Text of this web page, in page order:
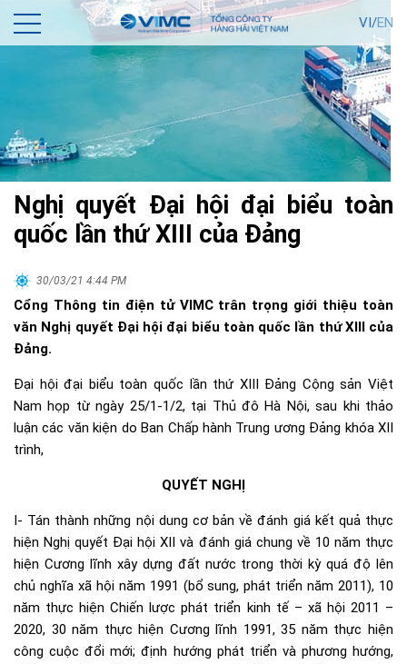
VI/EN
Nghị quyết Đại hội đại biểu toàn
quốc lần thứ XIII của Đảng
30/03/21 4:44 PM
Cổng Thông tin điện tử VIMC trân trọng giới thiệu toàn
văn Nghị quyết Đại hội đại biểu toàn quốc lần thứ XIII của
Đảng.
Đại hội đại biểu toàn quốc lần thứ XIII Đảng Cộng sản Việt
Nam họp từ ngày 25/1-1/2, tại Thủ đô Hà Nội, sau khi thảo
luận các văn kiện do Ban Chấp hành Trung ương Đảng khóa XII
trình,
QUYẾT NGHỊ
I- Tán thành những nội dung cơ bản về đánh giá kết quả thực
hiện Nghị quyết Đại hội XII và đánh giá chung về 10 năm thực
hiện Cương lĩnh xây dựng đất nước trong thời kỳ quá độ lên
chủ nghĩa xã hội năm 1991 (bổ sung, phát triển năm 2011), 10
năm thực hiện Chiến lược phát triển kinh tế – xã hội 2011 –
2020, 30 năm thực hiện Cương lĩnh 1991, 35 năm thực hiện
công cuộc đổi mới; định hướng phát triển và phương hướng,